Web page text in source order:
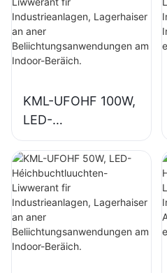
KML-UFOHF 100W,
LED-
Héichbuchtluuchte
n-Liwwerant fir
Industrieanlagen,
Lagerhaiser an
aner
Beliichtungsanwen
dungen am Indoor-